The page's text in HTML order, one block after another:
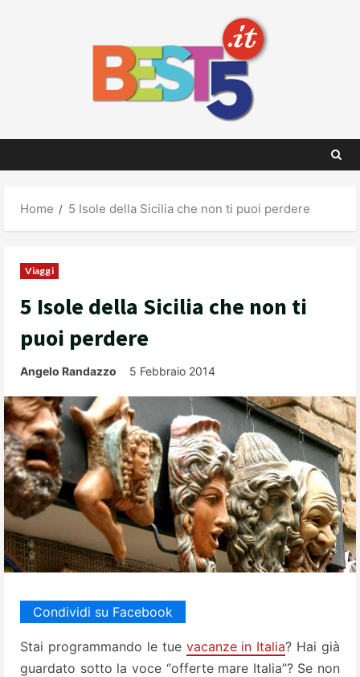
Home 5 Isole della Sicilia che non ti puoi perdere
Viaggi
5 Isole della Sicilia che non ti
puoi perdere
Angelo Randazzo 5 Febbraio 2014
Condividi su Facebook
Stai programmando le tue vacanze in Italia? Hai già
guardato sotto la voce “offerte mare Italia”? Se non